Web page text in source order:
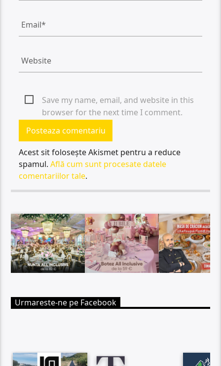
Save my name, email, and website in this
browser for the next time I comment.
Acest sit folosește Akismet pentru a reduce
spamul.Află cum sunt procesate datele
comentariilor tale.
Urmareste-ne pe Facebook